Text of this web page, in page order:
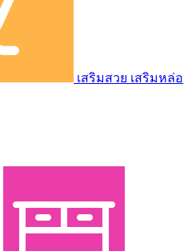
เสริมสวย เสริมหล่อ